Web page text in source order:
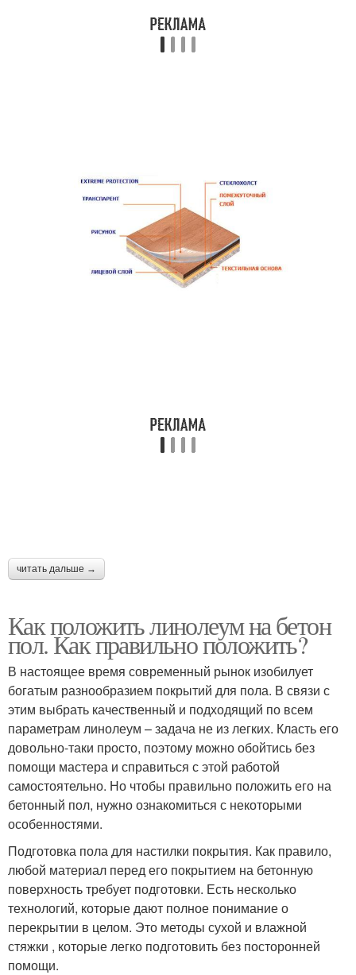
Мастика для линолеума
читать дальше →
Как положить линолеум на бетон
пол. Как правильно положить?
В настоящее время современный рынок изобилует
богатым разнообразием покрытий для пола. В связи с
этим выбрать качественный и подходящий по всем
параметрам линолеум – задача не из легких. Класть его
довольно-таки просто, поэтому можно обойтись без
помощи мастера и справиться с этой работой
самостоятельно. Но чтобы правильно положить его на
бетонный пол, нужно ознакомиться с некоторыми
особенностями.
Подготовка пола для настилки покрытия. Как правило,
любой материал перед его покрытием на бетонную
поверхность требует подготовки. Есть несколько
технологий, которые дают полное понимание о
перекрытии в целом. Это методы сухой и влажной
стяжки , которые легко подготовить без посторонней
помощи.